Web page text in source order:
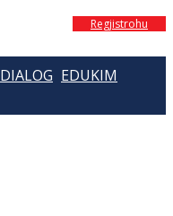
Regjistrohu
DIALOG EDUKIM